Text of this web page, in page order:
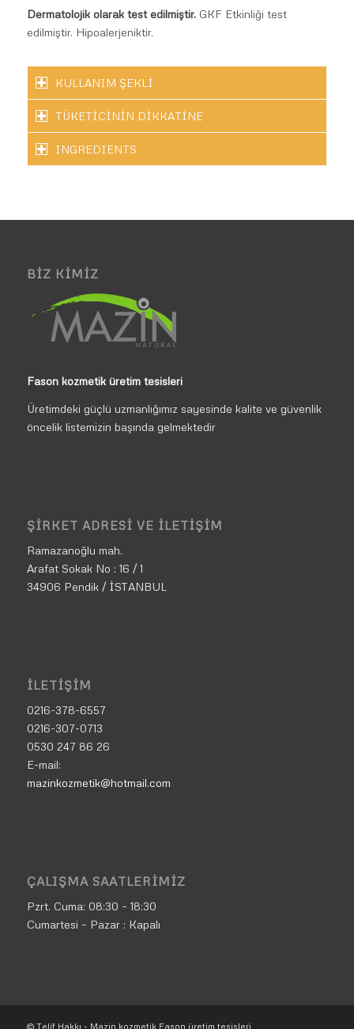
Dermatolojik olarak test edilmiştir.GKF Etkinliği test
edilmiştir. Hipoalerjeniktir.
KULLANIM ŞEKLİ
TÜKETİCİNİN DİKKATİNE
INGREDIENTS
BIZ KIMIZ
Fason kozmetik üretim tesisleri
Üretimdeki güçlü uzmanlığımız sayesinde kalite ve güvenlik
öncelik listemizin başında gelmektedir
ŞIRKET ADRESI VE İLETIŞIM
Ramazanoğlu mah.
Arafat Sokak No : 16 / 1
34906 Pendik / İSTANBUL
İLETIŞIM
0216-378-6557
0216-307-0713
0530 247 86 26
E-mail:
mazinkozmetik@hotmail.com
ÇALIŞMA SAATLERIMIZ
Pzrt. Cuma: 08:30 – 18:30
Cumartesi – Pazar : Kapalı
© Telif Hakkı - Mazin kozmetik Fason üretim tesisleri